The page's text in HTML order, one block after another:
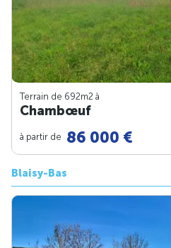
Terrain de 692m2 à
Chambœuf
à partir de 86 000 €
Blaisy-Bas